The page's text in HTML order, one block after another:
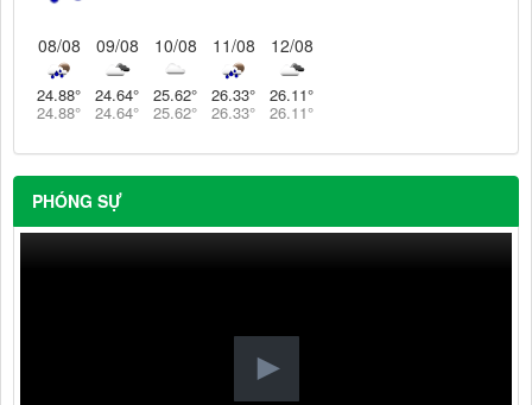
08/08
24.88°
24.88°
09/08
24.64°
24.64°
10/08
25.62°
25.62°
11/08
26.33°
26.33°
12/08
26.11°
26.11°
PHÓNG SỰ